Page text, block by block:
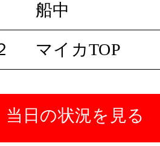
船中
マイカTOP
当日の状況を見る